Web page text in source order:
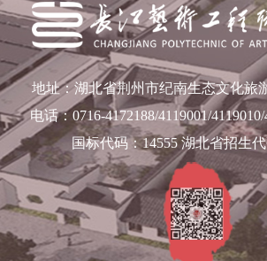
地址：湖北省荆州市纪南生态文化旅
电话：0716-4172188/4119001/
国标代码：14555 湖北省招生